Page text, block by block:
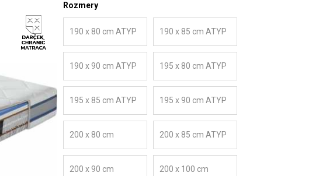
Rozmery
190 x 80 cm ATYP 190 x 85 cm ATYP
190 x 90 cm ATYP 195 x 80 cm ATYP
195 x 85 cm ATYP 195 x 90 cm ATYP
200 x 80 cm 200 x 85 cm ATYP
200 x 90 cm
200 x 100 cm